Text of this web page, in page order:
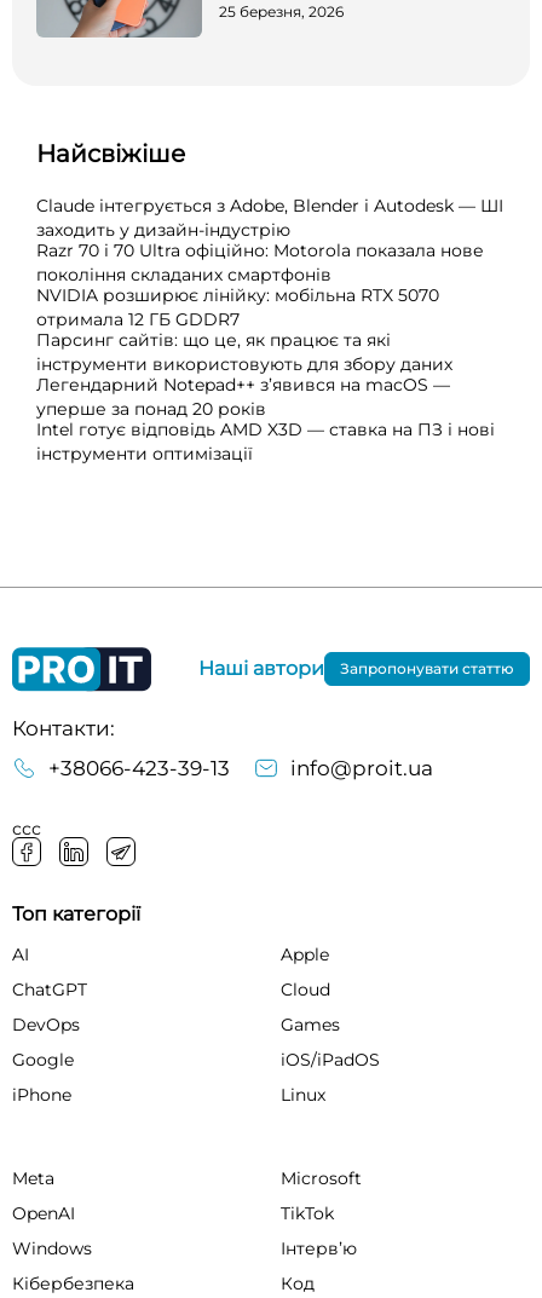
25 березня, 2026
Найсвіжіше
Claude інтегрується з Adobe, Blender і Autodesk — ШІ
заходить у дизайн-індустрію
Razr 70 і 70 Ultra офіційно: Motorola показала нове
покоління складаних смартфонів
NVIDIA розширює лінійку: мобільна RTX 5070
отримала 12 ГБ GDDR7
Парсинг сайтів: що це, як працює та які
інструменти використовують для збору даних
Легендарний Notepad++ з’явився на macOS —
уперше за понад 20 років
Intel готує відповідь AMD X3D — ставка на ПЗ і нові
інструменти оптимізації
Контакти:
+38066-423-39-13
info@proit.ua
ссс
Наші автори Запропонувати статтю
Топ категорії
AI
Apple
ChatGPT
Cloud
DevOps
Games
Google
iOS/iPadOS
iPhone
Linux
Meta
Microsoft
OpenAI
TikTok
Windows
Інтервʼю
Кібербезпека
Код